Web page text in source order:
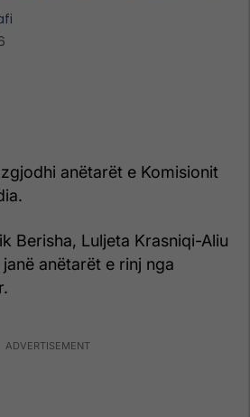
anëtarët e Komisionit
Berisha, Luljeta Krasniqi-Aliu
anëtarët e rinj nga